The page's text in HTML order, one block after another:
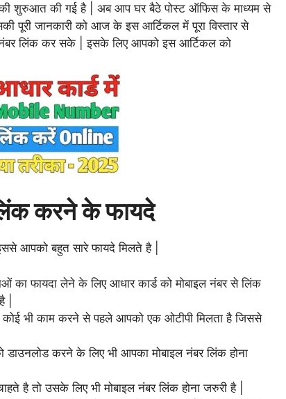
की शुरुआत की गई है | अब आप घर बैठे पोस्ट ऑफिस के माध्यम से
पूरी जानकारी को आज के इस आर्टिकल में पूरा विस्तार से
नंबर लिंक कर सके | इसके लिए आपको इस आर्टिकल को
करने के फायदे
आपको बहुत सारे फायदे मिलते है |
का फायदा लेने के लिए आधार कार्ड को मोबाइल नंबर से लिंक
|
कोई भी काम करने से पहले आपको एक ओटीपी मिलता है जिससे
डाउनलोड करने के लिए भी आपका मोबाइल नंबर लिंक होना
है तो उसके लिए भी मोबाइल नंबर लिंक होना जरुरी है |